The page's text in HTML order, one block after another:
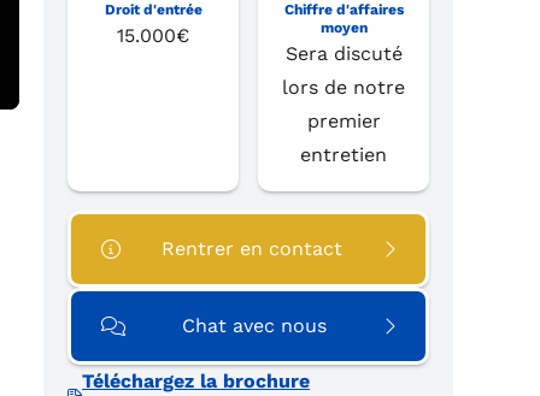
Droit d'entrée
15.000€
Chiffre d'affaires
moyen
Sera discuté
lors de notre
premier
entretien
Rentrer en contact
Chat avec nous
Téléchargez la brochure